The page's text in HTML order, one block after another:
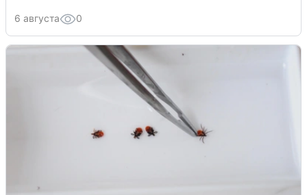
6 августа 0